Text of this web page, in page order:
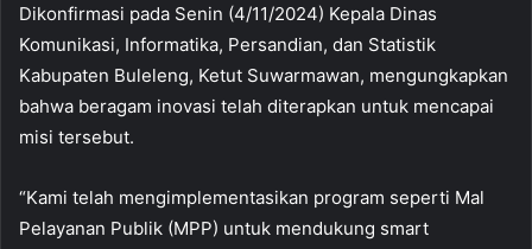
Dikonfirmasi pada Senin (4/11/2024) Kepala Dinas
Komunikasi, Informatika, Persandian, dan Statistik
Kabupaten Buleleng, Ketut Suwarmawan, mengungkapkan
bahwa beragam inovasi telah diterapkan untuk mencapai
misi tersebut.
“Kami telah mengimplementasikan program seperti Mal
Pelayanan Publik (MPP) untuk mendukung smart